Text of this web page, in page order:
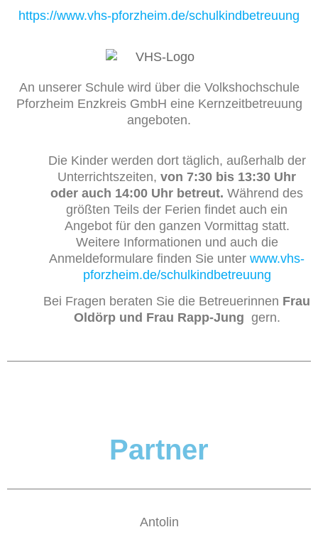
https://www.vhs-pforzheim.de/schulkindbetreuung
An unserer Schule wird über die Volkshochschule
Pforzheim Enzkreis GmbH eine Kernzeitbetreuung
angeboten.
Die Kinder werden dort täglich, außerhalb der
Unterrichtszeiten,von 7:30 bis 13:30 Uhr
oder auch 14:00 Uhr betreut.Während des
größten Teils der Ferien findet auch ein
Angebot für den ganzen Vormittag statt.
Weitere Informationen und auch die
Anmeldeformulare finden Sie unterwww.vhs-
pforzheim.de/schulkindbetreuung
Bei Fragen beraten Sie die Betreuerinnen Frau
Oldörp und Frau Rapp-Jung gern.
Partner
Antolin